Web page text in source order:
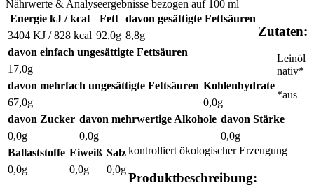
Nährwerte & Analyseergebnisse bezogen auf 100 ml
Energie kJ / kcal
3404 KJ / 828 kcal
Fett
92,0g
davon gesättigte Fettsäuren
8,8g
davon einfach ungesättigte Fettsäuren
17,0g
davon mehrfach ungesättigte Fettsäuren
67,0g
Kohlenhydrate
0,0g
davon Zucker
0,0g
davon mehrwertige Alkohole
0,0g
davon Stärke
0,0g
Ballaststoffe
0,0g
Eiweiß
0,0g
Salz
0,0g
Zutaten:
Leinöl
nativ*
*aus
kontrolliert ökologischer Erzeugung
Produktbeschreibung: